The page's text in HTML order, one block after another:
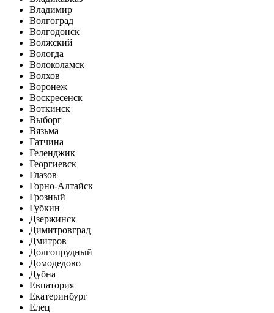
Владимир
Волгоград
Волгодонск
Волжский
Вологда
Волоколамск
Волхов
Воронеж
Воскресенск
Воткинск
Выборг
Вязьма
Гатчина
Геленджик
Георгиевск
Глазов
Горно-Алтайск
Грозный
Губкин
Дзержинск
Димитровград
Дмитров
Долгопрудный
Домодедово
Дубна
Евпатория
Екатеринбург
Елец